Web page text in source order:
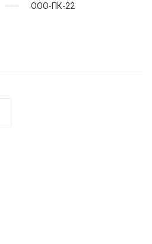
ООО-ПК-22